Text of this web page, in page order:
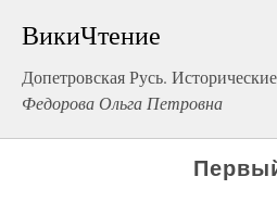
ВикиЧтение
Допетровская Русь.
Федорова Ольга Петровна